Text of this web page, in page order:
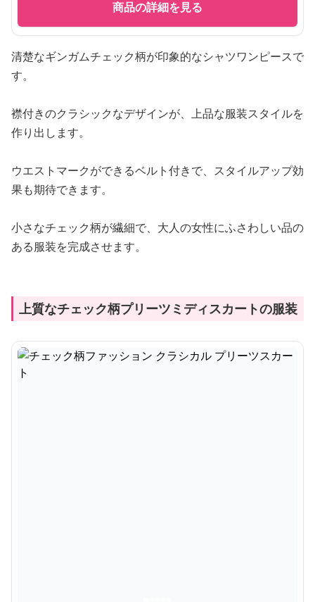
商品の詳細を見る
清楚なギンガムチェック柄が印象的なシャツワンピースで
す。
襟付きのクラシックなデザインが、上品な服装スタイルを
作り出します。
ウエストマークができるベルト付きで、スタイルアップ効
果も期待できます。
小さなチェック柄が繊細で、大人の女性にふさわしい品の
ある服装を完成させます。
上質なチェック柄プリーツミディスカートの服装